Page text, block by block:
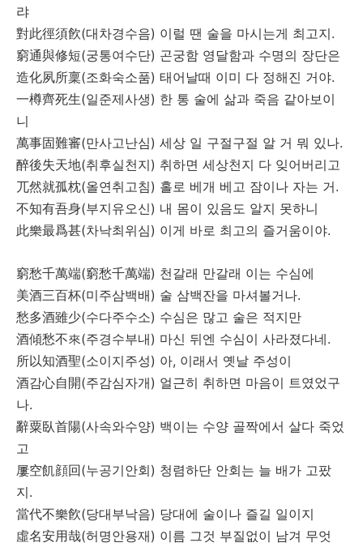
랴
對此徑須飮(대차경수음) 이럴 땐 술을 마시는게 최고지 .
窮通與修短(궁통여수단) 곤궁함 영달함과 수명의 장단은
造化夙所稟(조화숙소품) 태어날때 이미 다 정해진 거야.
一樽齊死生(일준제사생) 한 통 술에 삶과 죽음 같아보이
니
萬事固難審(만사고난심) 세상 일 구절구절 알 거 뭐 있나.
醉後失天地(취후실천지 ) 취하면 세상천지 다 잊어버리고
兀然就孤枕(올연취고침) 홀로 베개 베고 잠이나 자는 거 .
不知有吾身(부지유오신) 내 몸이 있음도 알지 못하니
此樂最爲甚(차낙최위심) 이게 바로 최고의 즐거움이야.
窮愁千萬端(窮愁千萬端) 천갈래 만갈래 이는 수심에
美酒三百杯(미주삼백배 ) 술 삼백잔을 마셔볼거나.
愁多酒雖少(수다주수소) 수심은 많고 술은 적지만
酒傾愁不來(주경수부내 ) 마신 뒤엔 수심이 사라졌다네 .
所以知酒聖(소이지주성) 아, 이래서 옛날 주성이
酒감心自開(주감심자개 ) 얼근히 취하면 마음이
트였었구
나.
辭粟臥首陽(사속와수양) 백이는 수양 골짝에서 살다 죽었
고
屢空飢顔回(누공기안회 ) 청렴하단 안회는 늘 배가 고팠
지 .
當代不樂飮(당대부낙음) 당대에 술이나 즐길 일이지
虛名安用哉(허명안용재 ) 이름 그것 부질없이 남겨 무엇